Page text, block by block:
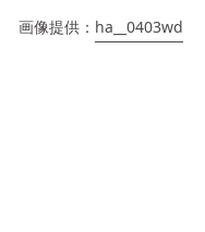
画像提供： ha__0403wd